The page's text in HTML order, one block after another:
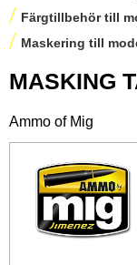
Färgtillbehör till
Maskering till
MASKING
Ammo of Mig